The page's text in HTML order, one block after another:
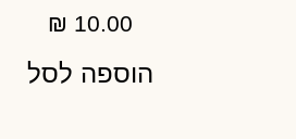
₪ 10.00
הוספה לסל